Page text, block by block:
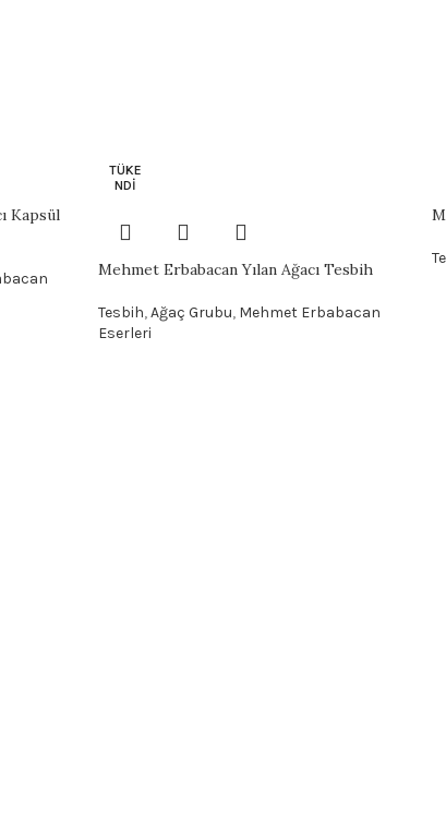
Kapsül
TÜKE
NDI
Mehmet Erbabacan Yılan Ağacı Tesbih
Tesbih,Ağaç Grubu, Mehmet Erbabacan
Eserleri